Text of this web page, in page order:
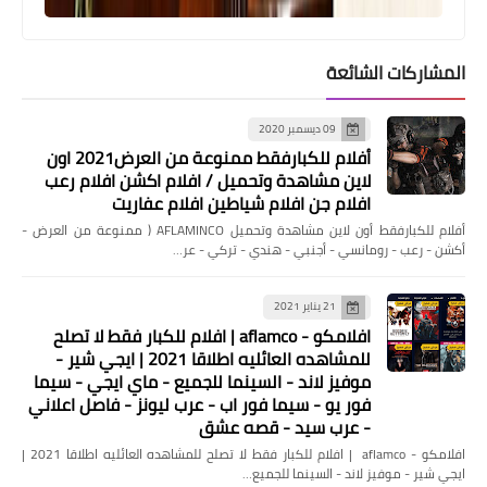
....
فوائد استخدام كريم سكينورين المقشر
للوجه و للتبييض وللبشره
المشاركات الشائعة
09 ديسمبر 2020
أفلام للكبارفقط ممنوعة من العرض2021 اون
لاين مشاهدة وتحميل / افلام اكشن افلام رعب
افلام جن افلام شياطين افلام عفاريت
أفلام للكبارفقط أون لاين مشاهدة وتحميل AFLAMINCO ( ممنوعة من العرض -
أكشن - رعب - رومانسي - أجنبي - هندي - تركي - عر…
21 يناير 2021
افلامكو - aflamco | افلام للكبار فقط لا تصلح
للمشاهده العائليه اطلاقا 2021 | ايجي شير -
موفيز لاند - السينما للجميع - ماي ايجي - سيما
فور يو - سيما فور اب - عرب ليونز - فاصل اعلاني
- عرب سيد - قصه عشق
افلامكو - aflamco | افلام للكبار فقط لا تصلح للمشاهده العائليه اطلاقا 2021 |
ايجي شير - موفيز لاند - السينما للجميع…